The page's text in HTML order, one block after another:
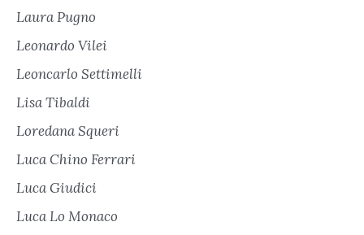
Laura Pugno
Leonardo Vilei
Leoncarlo Settimelli
Lisa Tibaldi
Loredana Squeri
Luca Chino Ferrari
Luca Giudici
Luca Lo Monaco